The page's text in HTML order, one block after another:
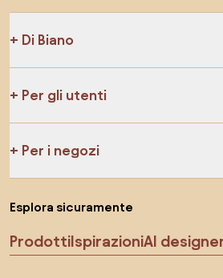
Di Biano
Per gli utenti
Per i negozi
Esplora sicuramente
ProdottiIspirazioniAI